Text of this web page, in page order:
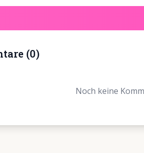
(0)
Noch keine